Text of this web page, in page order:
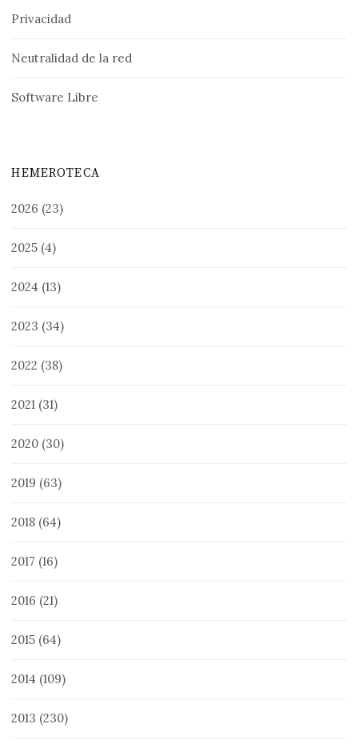
Privacidad
Neutralidad de la red
Software Libre
HEMEROTECA
2026 (23)
2025 (4)
2024 (13)
2023 (34)
2022 (38)
2021 (31)
2020 (30)
2019 (63)
2018 (64)
2017 (16)
2016 (21)
2015 (64)
2014 (109)
2013 (230)